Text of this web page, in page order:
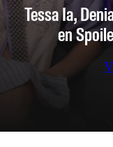
Tessa Ia,
en